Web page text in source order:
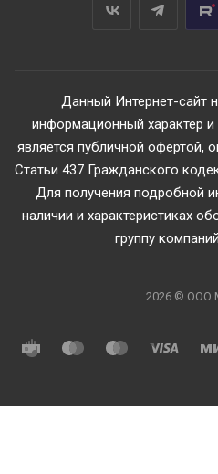
Данный Интернет-сайт
информационный характер и
является публичной офертой,
Статьи 437 Гражданского
Для получения подробной
наличии и характеристиках
группу
2026 © ООО